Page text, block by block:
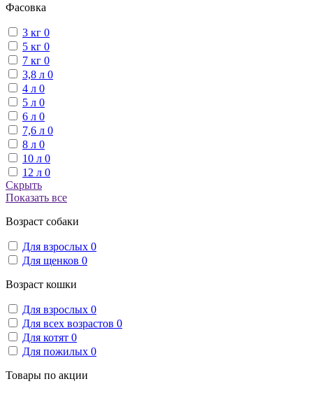
Фасовка
3 кг 0
5 кг 0
7 кг 0
3,8 л 0
4 л 0
5 л 0
6 л 0
7,6 л 0
8 л 0
10 л 0
12 л 0
Скрыть
Показать все
Возраст собаки
Для взрослых 0
Для щенков 0
Возраст кошки
Для взрослых 0
Для всех возрастов 0
Для котят 0
Для пожилых 0
Товары по акции